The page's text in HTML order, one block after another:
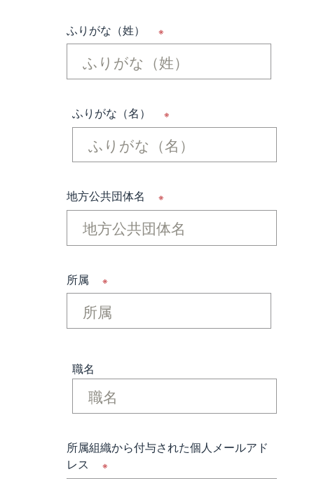
ふりがな（姓） ※
ふりがな（名） ※
地方公共団体名 ※
所属 ※
職名
所属組織から付与された個人メールアド
レス
※